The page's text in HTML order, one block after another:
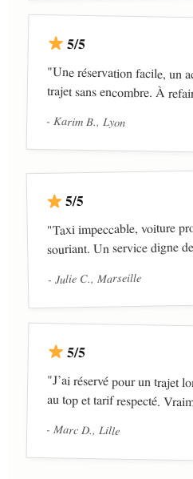
5/5
"Une réservation facile, un
trajet sans encombre. À
- Karim B., Lyon
5/5
"Taxi impeccable, voiture
souriant. Un service digne
- Julie C., Marseille
5/5
"J’ai réservé pour un trajet
au top et tarif respecté.
- Marc D., Lille